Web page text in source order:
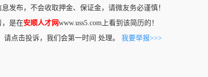
发布，不会收取押金、保证金，请微友务必谨慎！
，是在安顺人才网www.uss5.com上看到该简历的！
请点击投诉，我们会第一时间 处理。 我要举报>>>